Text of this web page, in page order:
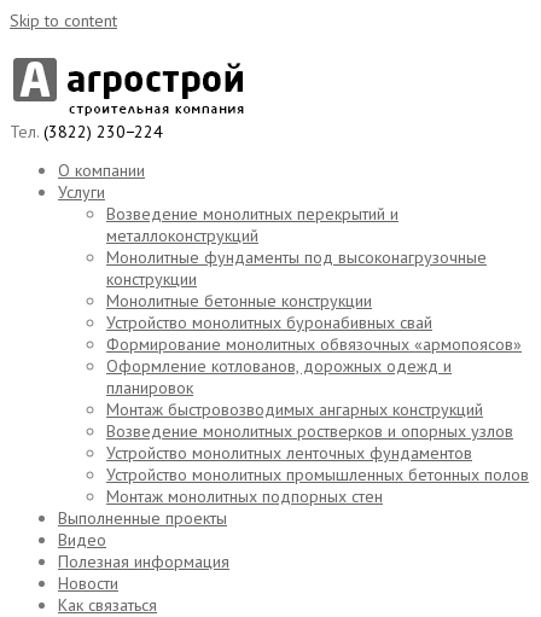
Skip to content
Тел. (3822) 230−224
О компании
Услуги
Возведение монолитных перекрытий и
металлоконструкций
Монолитные фундаменты под высоконагрузочные
конструкции
Монолитные бетонные конструкции
Устройство монолитных буронабивных свай
Формирование монолитных обвязочных «армопоясов»
Оформление котлованов, дорожных одежд и
планировок
Монтаж быстровозводимых ангарных конструкций
Возведение монолитных ростверков и опорных узлов
Устройство монолитных ленточных фундаментов
Устройство монолитных промышленных бетонных полов
Монтаж монолитных подпорных стен
Выполненные проекты
Видео
Полезная информация
Новости
Как связаться